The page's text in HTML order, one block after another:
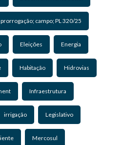
campo; PL 320/25
Eleições Energia
Habitação Hidrovias
Infraestrutura
irrigação Legislativo
Mercosul